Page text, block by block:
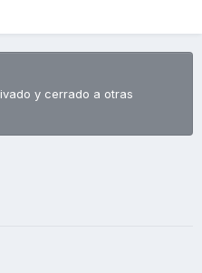
y cerrado a otras